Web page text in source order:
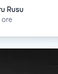
Rusu
ore